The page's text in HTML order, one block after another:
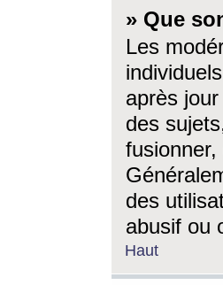
» Que
Les
après
des
fusionner,
des
abusif ou
Haut